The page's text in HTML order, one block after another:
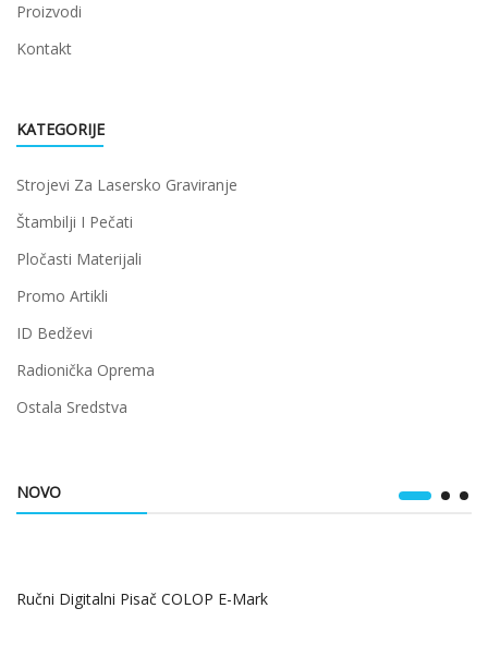
Proizvodi
Kontakt
KATEGORIJE
Strojevi Za Lasersko Graviranje
Štambilji I Pečati
Pločasti Materijali
Promo Artikli
ID Bedževi
Radionička Oprema
Ostala Sredstva
NOVO
Ručni Digitalni Pisač COLOP E-Mark